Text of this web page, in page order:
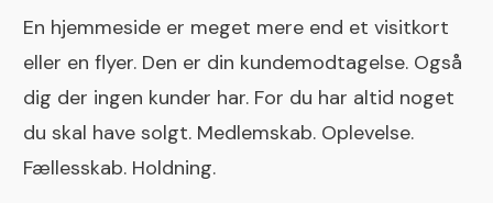
En hjemmeside er meget mere end et visitkort
eller en flyer. Den er din kundemodtagelse. Også
dig der ingen kunder har. For du har altid noget
du skal have solgt. Medlemskab. Oplevelse.
Fællesskab. Holdning.